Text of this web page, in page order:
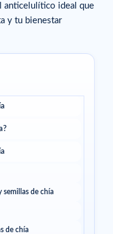
anticelulítico ideal que
y tu bienestar
semillas de chía
de chía